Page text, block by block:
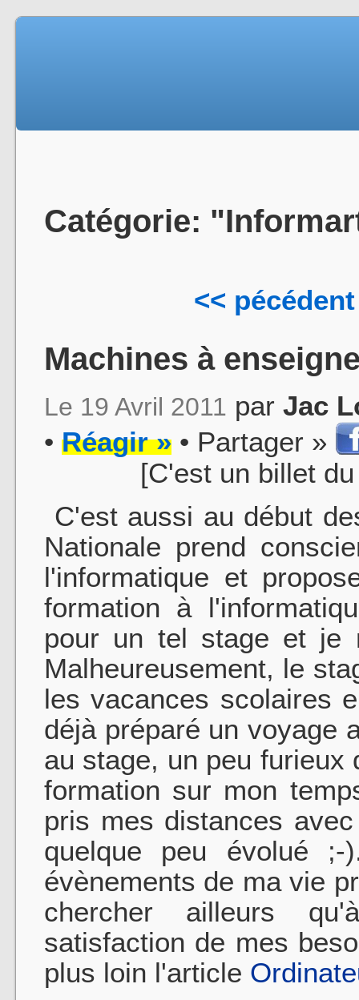
Catégorie:
<< pécédent
Machines à
Le 19 Avril 2011 par Jac
• Réagir » • Partager »
[C'est un billet
C'est aussi au début
Nationale prend
l'informatique et
formation à
pour un tel stage et je
Malheureusement, le
les vacances scolaires
déjà préparé un voyage
au stage, un peu furieux
formation sur mon
pris mes distances
quelque peu évolué
évènements de ma vie
chercher ailleurs
satisfaction de mes
plus loin l'article